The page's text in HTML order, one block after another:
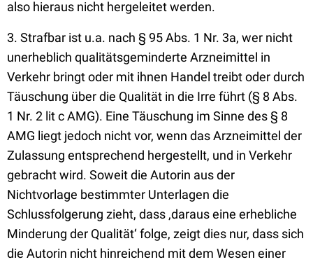
also hieraus nicht hergeleitet werden.
3. Strafbar ist u.a. nach § 95 Abs. 1 Nr. 3a, wer nicht
unerheblich qualitätsgeminderte Arzneimittel in
Verkehr bringt oder mit ihnen Handel treibt oder durch
Täuschung über die Qualität in die Irre führt (§ 8 Abs.
1 Nr. 2 lit c AMG). Eine Täuschung im Sinne des § 8
AMG liegt jedoch nicht vor, wenn das Arzneimittel der
Zulassung entsprechend hergestellt, und in Verkehr
gebracht wird. Soweit die Autorin aus der
Nichtvorlage bestimmter Unterlagen die
Schlussfolgerung zieht, dass ‚daraus eine erhebliche
Minderung der Qualität‘ folge, zeigt dies nur, dass sich
die Autorin nicht hinreichend mit dem Wesen einer